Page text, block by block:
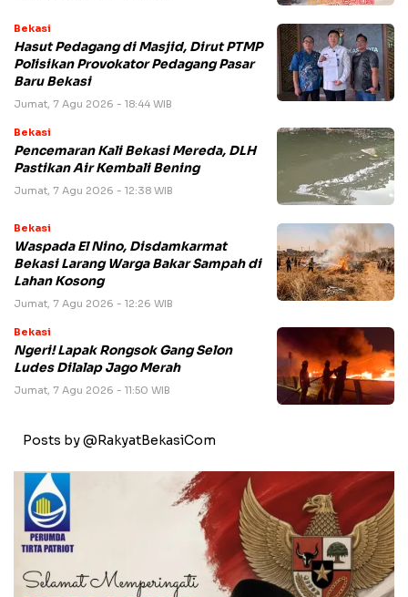
Bekasi
Hasut Pedagang di Masjid, Dirut PTMP
Polisikan Provokator Pedagang Pasar
Baru Bekasi
Jumat, 7 Agu 2026 - 18:44 WIB
Bekasi
Pencemaran Kali Bekasi Mereda, DLH
Pastikan Air Kembali Bening
Jumat, 7 Agu 2026 - 12:38 WIB
Bekasi
Waspada El Nino, Disdamkarmat
Bekasi Larang Warga Bakar Sampah di
Lahan Kosong
Jumat, 7 Agu 2026 - 12:26 WIB
Bekasi
Ngeri! Lapak Rongsok Gang Selon
Ludes Dilalap Jago Merah
Jumat, 7 Agu 2026 - 11:50 WIB
Posts by @RakyatBekasiCom